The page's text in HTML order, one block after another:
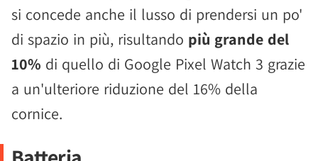
si concede anche il lusso di prendersi un po'
di spazio in più, risultando più grande del
10% di quello di Google Pixel Watch 3 grazie
a un'ulteriore riduzione del 16% della
cornice.